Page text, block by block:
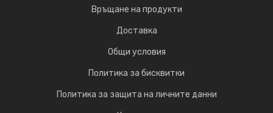
Връщане на продукти
Доставка
Общи условия
Политика за бисквитки
Политика за защита на личните данни